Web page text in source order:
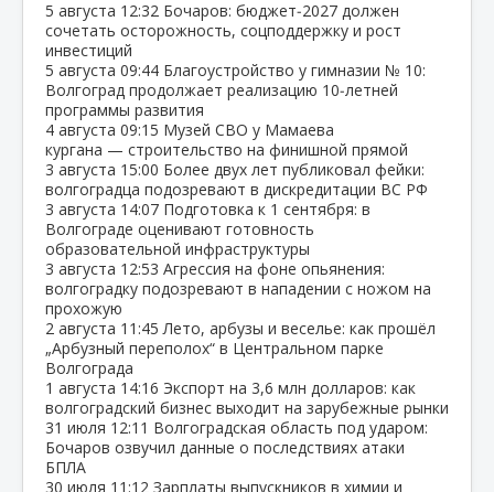
5 августа 12:32 Бочаров: бюджет‑2027 должен
сочетать осторожность, соцподдержку и рост
инвестиций
5 августа 09:44 Благоустройство у гимназии № 10:
Волгоград продолжает реализацию 10‑летней
программы развития
4 августа 09:15 Музей СВО у Мамаева
кургана — строительство на финишной прямой
3 августа 15:00 Более двух лет публиковал фейки:
волгоградца подозревают в дискредитации ВС РФ
3 августа 14:07 Подготовка к 1 сентября: в
Волгограде оценивают готовность
образовательной инфраструктуры
3 августа 12:53 Агрессия на фоне опьянения:
волгоградку подозревают в нападении с ножом на
прохожую
2 августа 11:45Лето, арбузы и веселье: как прошёл
„Арбузный переполох“ в Центральном парке
Волгограда
1 августа 14:16 Экспорт на 3,6 млн долларов: как
волгоградский бизнес выходит на зарубежные рынки
31 июля 12:11 Волгоградская область под ударом:
Бочаров озвучил данные о последствиях атаки
БПЛА
30 июля 11:12 Зарплаты выпускников в химии и